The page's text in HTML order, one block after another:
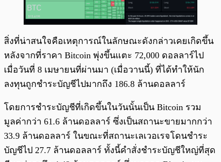
สิ่งที่น่าสนใจคือเหตุการณ์ในลักษณะดังกล่าวเคยเกิดขึ้น
หลังจากที่ราคา Bitcoin พุ่งขึ้นแตะ 72,000 ดอลลาร์ไป
เมื่อวันที่ 8 เมษายนที่ผ่านมา (เมื่อวานนี้) ที่ได้ทำให้นัก
ลงทุนถูกชำระบัญชีไปมากถึง 186.8 ล้านดอลลาร์
โดยการชำระบัญชีที่เกิดขึ้นในวันนั้นเป็น Bitcoin รวม
มูลค่ากว่า 61.6 ล้านดอลลาร์ ซึ่งเป็นสถานะขายมากกว่า
33.9 ล้านดอลลาร์ ในขณะที่สถานะเลเวอเรจโดนชำระ
บัญชีไป 27.7 ล้านดอลลาร์ ทั้งนี้คำสั่งชำระบัญชีใหญ่ที่สุด